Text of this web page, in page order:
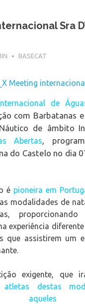
Sra
BASECAT
de
com Barbatanas
de âmbito
Abertas,
do Castelo no dia
é pioneira em
modalidades de
experiência
que assistirem um
exigente, que
atletas destas
aqueles